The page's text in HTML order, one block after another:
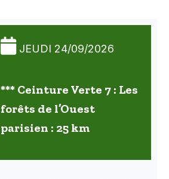
JEUDI 24/09/2026
*** Ceinture Verte 7 : Les
forêts de l’Ouest
parisien : 25 km